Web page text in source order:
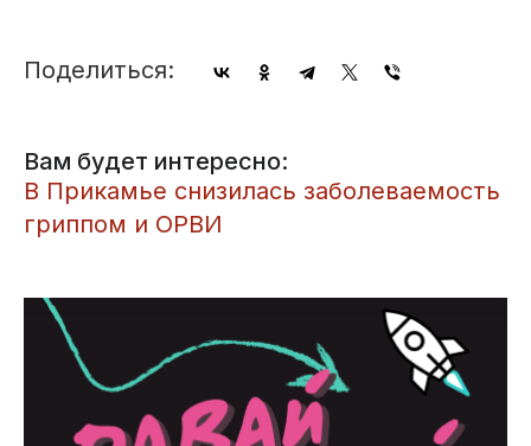
Поделиться:
Вам будет интересно:
В Прикамье снизилась заболеваемость
гриппом и ОРВИ